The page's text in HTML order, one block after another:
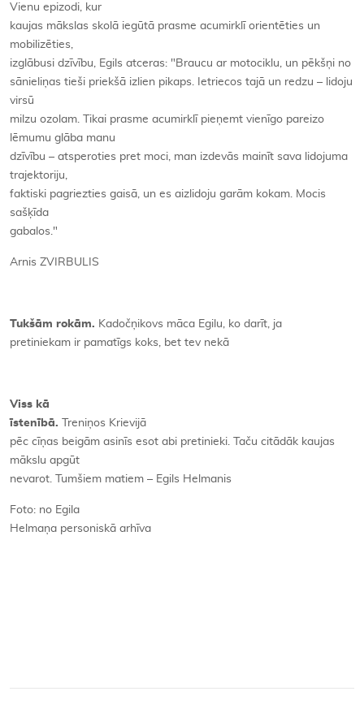
Vienu epizodi, kur
kaujas mākslas skolā iegūtā prasme acumirklī orientēties un
mobilizēties,
izglābusi dzīvību, Egils atceras: "Braucu ar motociklu, un pēkšņi no
sānieliņas tieši priekšā izlien pikaps. Ietriecos tajā un redzu – lidoju
virsū
milzu ozolam. Tikai prasme acumirklī pieņemt vienīgo pareizo
lēmumu glāba manu
dzīvību – atsperoties pret moci, man izdevās mainīt sava lidojuma
trajektoriju,
faktiski pagriezties gaisā, un es aizlidoju garām kokam. Mocis
sašķīda
gabalos."
Arnis ZVIRBULIS
Tukšām rokām. Kadočņikovs māca Egilu, ko darīt, ja
pretiniekam ir pamatīgs koks, bet tev nekā
Viss kā
īstenībā. Treniņos Krievijā
pēc cīņas beigām asinīs esot abi pretinieki. Taču citādāk kaujas
mākslu apgūt
nevarot. Tumšiem matiem – Egils Helmanis
Foto: no Egila
Helmaņa personiskā arhīva